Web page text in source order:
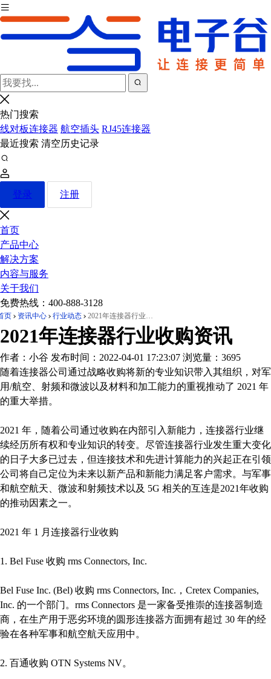
热门搜索
线对板连接器 航空插头 RJ45连接器
最近搜索 清空历史记录
登录 注册
首页
产品中心
解决方案
内容与服务
关于我们
免费热线： 400-888-3128
页 资讯中心 行业动态 2021年连接器行业收购资讯
2021年连接器行业收购资讯
作者：小谷 发布时间：2022-04-01 17:23:07 浏览量：3695
随着连接器公司通过战略收购将新的专业知识带入其组织，对军
用/航空、射频和微波以及材料和加工能力的重视推动了 2021 年
的重大举措。
2021 年，随着公司通过收购在内部引入新能力，连接器行业继
续经历所有权和专业知识的转变。尽管连接器行业发生重大变化
的日子大多已过去，但连接技术和先进计算能力的兴起正在引领
公司将自己定位为未来以新产品和新能力满足客户需求。与军事
和航空航天、微波和射频技术以及 5G 相关的互连是2021年收购
的推动因素之一。
2021 年 1 月连接器行业收购
1. Bel Fuse 收购 rms Connectors, Inc.
Bel Fuse Inc. (Bel) 收购 rms Connectors, Inc.，Cretex Companies,
Inc. 的一个部门。rms Connectors 是一家备受推崇的连接器制造
商，在生产用于恶劣环境的圆形连接器方面拥有超过 30 年的经
验在各种军事和航空航天应用中。
2. 百通收购 OTN Systems NV。